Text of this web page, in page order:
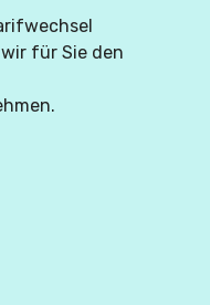
für Sie den